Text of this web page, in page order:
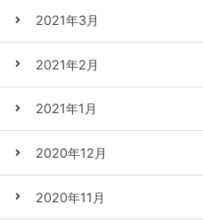
2021年3月
2021年2月
2021年1月
2020年12月
2020年11月